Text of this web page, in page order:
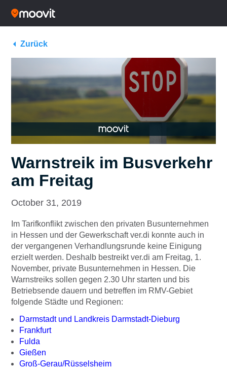
Zurück
Warnstreik im Busverkehr
am Freitag
October 31, 2019
Im Tarifkonflikt zwischen den privaten Busunternehmen
in Hessen und der Gewerkschaft ver.di konnte auch in
der vergangenen Verhandlungsrunde keine Einigung
erzielt werden. Deshalb bestreikt ver.di am Freitag, 1.
November, private Busunternehmen in Hessen. Die
Warnstreiks sollen gegen 2.30 Uhr starten und bis
Betriebsende dauern und betreffen im RMV-Gebiet
folgende Städte und Regionen:
Darmstadt und Landkreis Darmstadt-Dieburg
Frankfurt
Fulda
Gießen
Groß-Gerau/Rüsselsheim